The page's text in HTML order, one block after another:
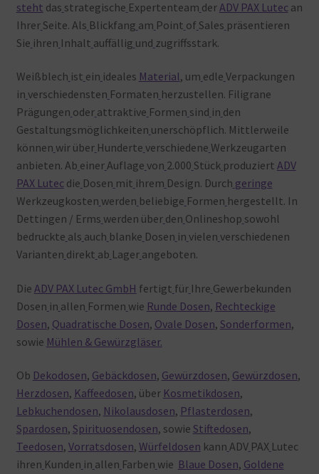
steht das strategische Expertenteam derADV PAX Lutecan
Ihrer Seite. Als Blickfang am Point of Sales präsentieren
Sie ihren Inhalt auffällig und zugriffsstark.
Weißblech ist ein ideales Material, um edle Verpackungen
in verschiedensten Formaten herzustellen. Filigrane
Prägungen oder attraktive Formen sind in den
Gestaltungsmöglichkeiten unerschöpflich. Mittlerweile
können wir über Hunderte verschiedene Werkzeugarten
anbieten. Ab einerAuflage von 2.000 Stück produziert ADV
PAX Lutecdie Dosen mit ihrem Design. Durch geringe
Werkzeugkosten werden beliebige Formen hergestellt. In
Dettingen / Erms werden über den Onlineshop sowohl
bedruckte als auch blanke Dosen in vielen verschiedenen
Varianten direkt ab Lager angeboten.
Die ADV PAX Lutec GmbH fertigt für Ihre Gewerbekunden
Dosen in allen Formen wie Runde Dosen, Rechteckige
Dosen, Quadratische Dosen, Ovale Dosen, Sonderformen,
sowie Mühlen & Gewürzgläser.
Ob Dekodosen, Gebäckdosen, Gewürzdosen, Gewürzdosen,
Herzdosen, Kaffeedosen, über Kosmetikdosen,
Lebkuchendosen, Nikolausdosen, Pflasterdosen,
Spardosen, Spirituosendosen, sowie Stiftedosen,
Teedosen, Vorratsdosen, Würfeldosen kann ADV PAX Lutec
ihren Kunden in allen Farben wie Blaue Dosen, Goldene